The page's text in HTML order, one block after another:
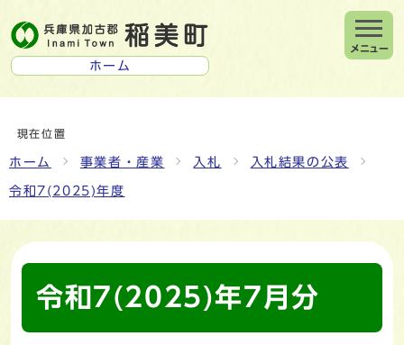
ホーム
メニュー
現在位置
ホーム 事業者・産業 入札 入札結果の公表
令和7(2025)年度
令和7(2025)年7月分